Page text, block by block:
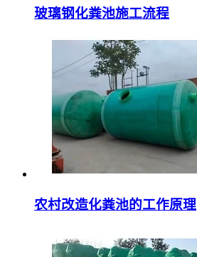
玻璃钢化粪池施工流程
农村改造化粪池的工作原理